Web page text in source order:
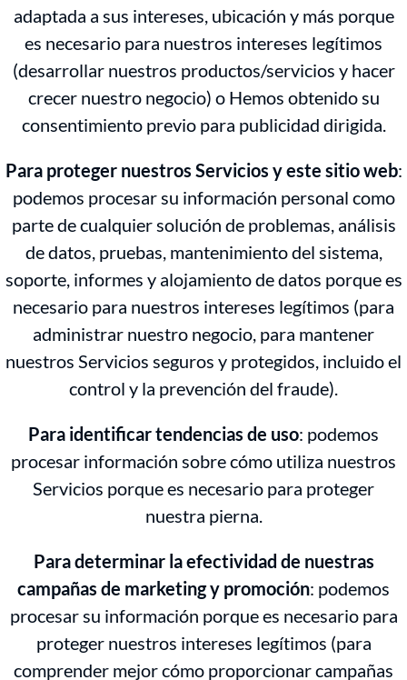
adaptada a sus intereses, ubicación y más porque
es necesario para nuestros intereses legítimos
(desarrollar nuestros productos/servicios y hacer
crecer nuestro negocio) o Hemos obtenido su
consentimiento previo para publicidad dirigida.
Para proteger nuestros Servicios y este sitio web:
podemos procesar su información personal como
parte de cualquier solución de problemas, análisis
de datos, pruebas, mantenimiento del sistema,
soporte, informes y alojamiento de datos porque es
necesario para nuestros intereses legítimos (para
administrar nuestro negocio, para mantener
nuestros Servicios seguros y protegidos, incluido el
control y la prevención del fraude).
Para identificar tendencias de uso: podemos
procesar información sobre cómo utiliza nuestros
Servicios porque es necesario para proteger
nuestra pierna.
Para determinar la efectividad de nuestras
campañas de marketing y promoción: podemos
procesar su información porque es necesario para
proteger nuestros intereses legítimos (para
comprender mejor cómo proporcionar campañas